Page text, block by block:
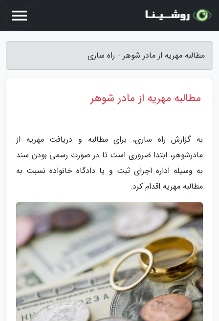
مطالبه مهریه از مادر شوهر - راه ساری
مطالبه مهریه از مادر شوهر
به گزارش راه ساری، برای مطالبه و دریافت مهریه از
مادرشوهر، ابتدا ضروری است تا در صورت رسمی بودن سند
به وسیله اداره اجرای ثبت و یا دادگاه خانواده نسبت به
مطالبه مهریه اقدام کرد.